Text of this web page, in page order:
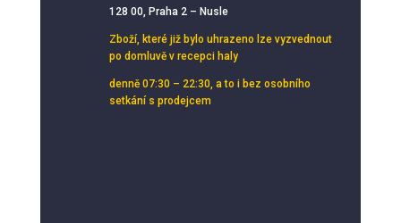
128 00, Praha 2 – Nusle
Zboží, které již bylo uhrazeno lze vyzvednout
po domluvě v recepci haly
denně 07:30 – 22:30, a to i bez osobního
setkání s prodejcem